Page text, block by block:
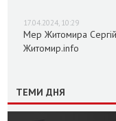
17.04.2024, 10:29
Мер Житомира
Житомир.info
ТЕМИ ДНЯ